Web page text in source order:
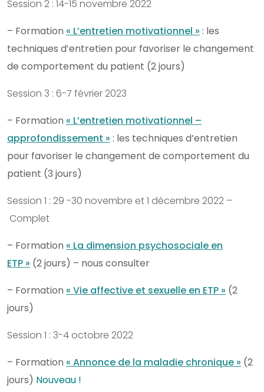
Session 2 : 14-15 novembre 2022
– Formation « L’entretien motivationnel » : les
techniques d’entretien pour favoriser le changement
de comportement du patient (2 jours)
Session 3 : 6-7 février 2023
– Formation « L’entretien motivationnel –
approfondissement » : les techniques d’entretien
pour favoriser le changement de comportement du
patient (3 jours)
Session 1 : 29 -30 novembre et 1 décembre 2022 –
Complet
– Formation « La dimension psychosociale en
ETP » (2 jours) – nous consulter
– Formation « Vie affective et sexuelle en ETP » (2
jours)
Session 1 : 3-4 octobre 2022
– Formation « Annonce de la maladie chronique » (2
jours) Nouveau !